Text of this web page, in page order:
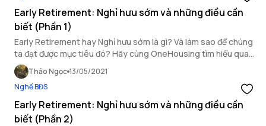
Early Retirement: Nghỉ hưu sớm và những điều cần
biết (Phần 1)
Early Retirement hay Nghỉ hưu sớm là gì? Và làm sao để chúng
ta đạt được mục tiêu đó? Hãy cùng OneHousing tìm hiểu qua
bài lược dịch từ Forbes.
Thảo Ngọc 13/05/2021
Nghề BĐS
Early Retirement: Nghỉ hưu sớm và những điều cần
biết (Phần 2)